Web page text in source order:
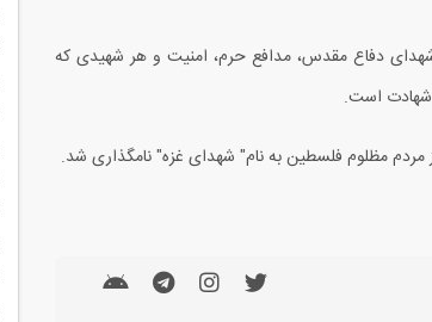
شهدای دفاع مقدس، مدافع حرم، امنیت و هر شهیدی که
شهادت است.
مظلوم فلسطین به نام" شهدای غزه" نامگذاری شد.